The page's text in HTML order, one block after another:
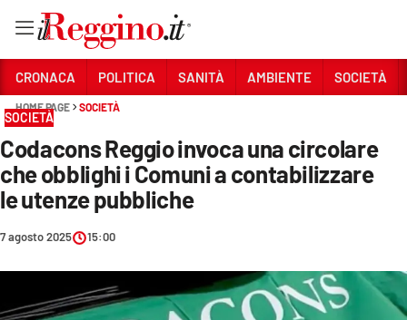
Sezioni
CRONACA
POLITICA
SANITÀ
AMBIENTE
SOCIETÀ
CRONACA POLITICA SANITÀ AMBIENTE SOCIETÀ
HOME PAGE SOCIETÀ
SOCIETÀ
Codacons Reggio invoca una circolare
che obblighi i Comuni a contabilizzare
le utenze pubbliche
7 agosto 2025 15:00